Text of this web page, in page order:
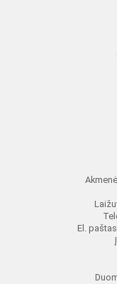
El.